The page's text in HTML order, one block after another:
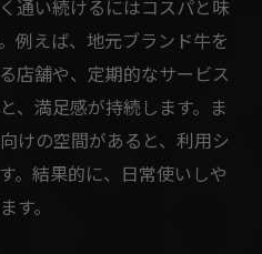
通い続けるにはコスパと味
例えば、地元ブランド牛を
店舗や、定期的なサービス
、満足感が持続します。ま
けの空間があると、利用シ
。結果的に、日常使いしや
す。